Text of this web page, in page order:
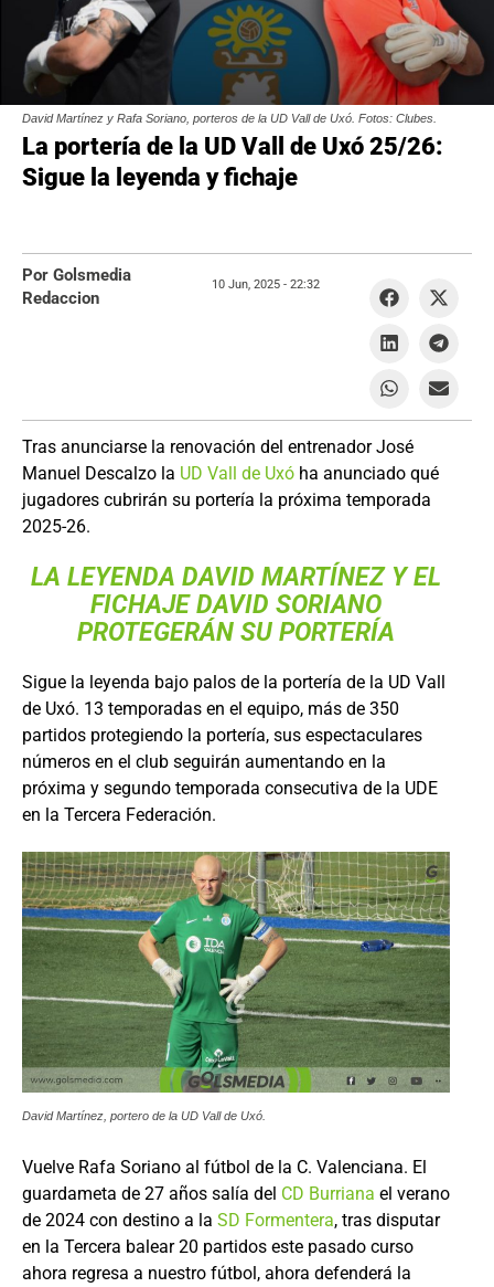
David Martínez y Rafa Soriano, porteros de la UD Vall de Uxó. Fotos: Clubes.
La portería de la UD Vall de Uxó 25/26:
Sigue la leyenda y fichaje
Tras anunciarse la renovación del entrenador José
Manuel Descalzo la UD Vall de Uxó ha anunciado qué
jugadores cubrirán su portería la próxima temporada
2025-26.
LA LEYENDA DAVID MARTÍNEZ Y EL
FICHAJE DAVID SORIANO
PROTEGERÁN SU PORTERÍA
Sigue la leyenda bajo palos de la portería de la UD Vall
de Uxó. 13 temporadas en el equipo, más de 350
partidos protegiendo la portería, sus espectaculares
números en el club seguirán aumentando en la
próxima y segundo temporada consecutiva de la UDE
en la Tercera Federación.
David Martínez, portero de la UD Vall de Uxó.
Vuelve Rafa Soriano al fútbol de la C. Valenciana. El
guardameta de 27 años salía del CD Burriana el verano
de 2024 con destino a la SD Formentera, tras disputar
en la Tercera balear 20 partidos este pasado curso
ahora regresa a nuestro fútbol, ahora defenderá la
Por Golsmedia
Redaccion
10 Jun, 2025 - 22:32